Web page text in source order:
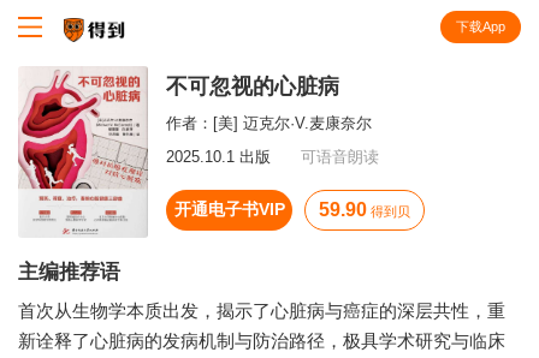
下载App
不可忽视的心脏病
作者： [美] 迈克尔·V.麦康奈尔
2025.10.1 出版
可语音朗读
开通电子书VIP 59.90 得到贝
主编推荐语
首次从生物学本质出发，揭示了心脏病与癌症的深层共性，重
新诠释了心脏病的发病机制与防治路径，极具学术研究与临床